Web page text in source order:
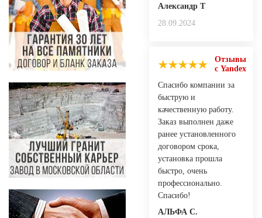
Александр Т
28.09.2024
Отзывы
с Yandex
Спасибо компании за
быструю и
качественную работу.
Заказ выполнен даже
ранее установленного
договором срока,
установка прошла
быстро, очень
профессионально.
Спасибо!
АЛЬФА С.